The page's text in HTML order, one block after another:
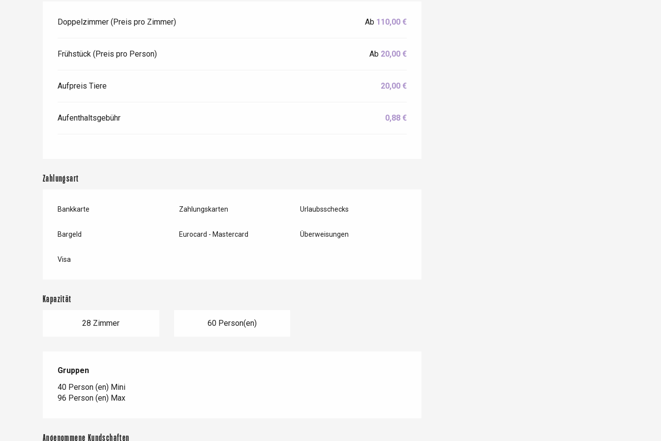
Doppelzimmer (Preis pro Zimmer) Ab 110,00 €
Frühstück (Preis pro Person) Ab 20,00 €
Aufpreis Tiere 20,00 €
Aufenthaltsgebühr 0,88 €
Zahlungsart
Bankkarte Zahlungskarten Urlaubsschecks
Bargeld Eurocard - Mastercard Überweisungen
Visa
Kapazität
28 Zimmer 60 Person(en)
Gruppen
Gruppen
40 Person (en) Mini
96 Person (en) Max
Angenommene Kundschaften